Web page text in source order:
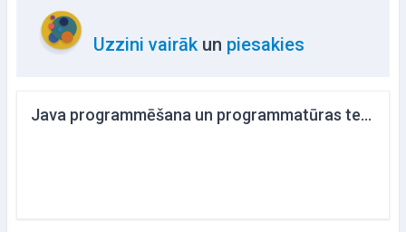
Uzzini vairāk un piesakies
Java programmēšana un programmatūras testēšana